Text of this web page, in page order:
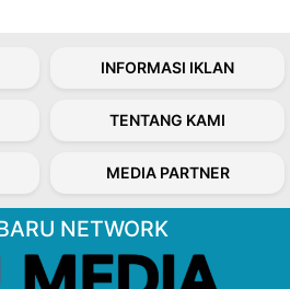
INFORMASI IKLAN
TENTANG KAMI
MEDIA PARTNER
NETWORK